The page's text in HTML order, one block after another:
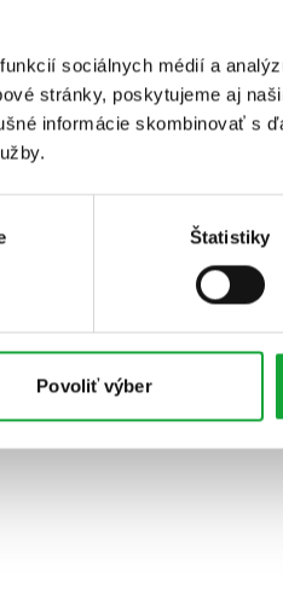
sociálnych médií a
stránky, poskytujeme aj
informácie skombinovať s
Štatistiky
Povoliť výber